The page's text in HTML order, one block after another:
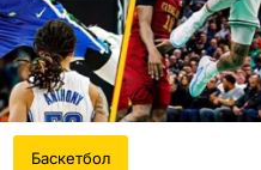
Баскетбол